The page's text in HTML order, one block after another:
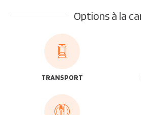
Options à la
TRANSPORT